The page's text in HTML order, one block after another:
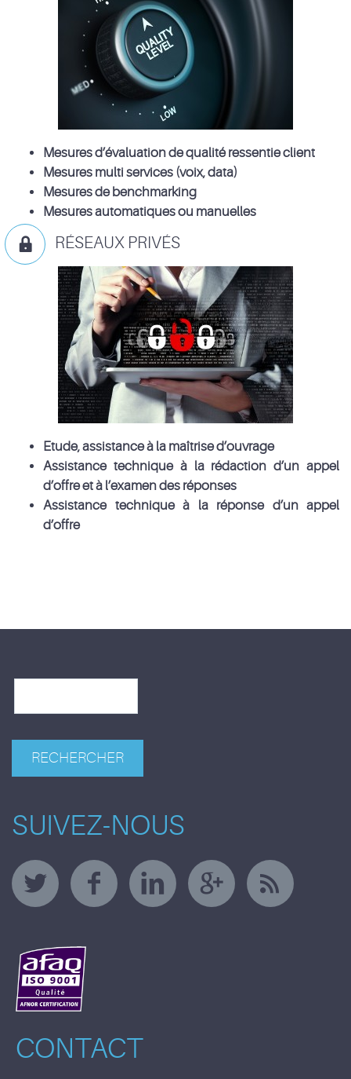
Mesures d’évaluation de qualité ressentie client
Mesures multi services (voix, data)
Mesures de benchmarking
Mesures automatiques ou manuelles
 RÉSEAUX PRIVÉS
Etude, assistance à la maîtrise d’ouvrage
Assistance technique à la rédaction d’un appel
d’offre et à l’examen des réponses
Assistance technique à la réponse d’un appel
d’offre
SUIVEZ-NOUS
CONTACT